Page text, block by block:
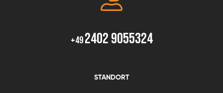
+492402 9055324
STANDORT